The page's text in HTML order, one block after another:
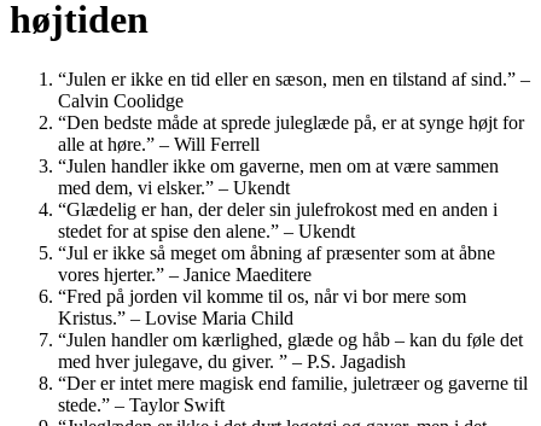
højtiden
“Julen er ikke en tid eller en sæson, men en tilstand af sind.” –
Calvin Coolidge
“Den bedste måde at sprede juleglæde på, er at synge højt for
alle at høre.” – Will Ferrell
“Julen handler ikke om gaverne, men om at være sammen
med dem, vi elsker.” – Ukendt
“Glædelig er han, der deler sin julefrokost med en anden i
stedet for at spise den alene.” – Ukendt
“Jul er ikke så meget om åbning af præsenter som at åbne
vores hjerter.” – Janice Maeditere
“Fred på jorden vil komme til os, når vi bor mere som
Kristus.” – Lovise Maria Child
“Julen handler om kærlighed, glæde og håb – kan du føle det
med hver julegave, du giver. ” – P.S. Jagadish
“Der er intet mere magisk end familie, juletræer og gaverne til
stede.” – Taylor Swift